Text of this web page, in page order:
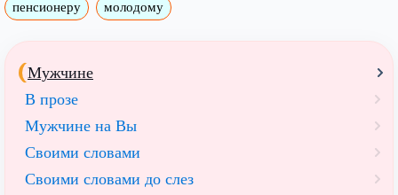
пенсионеру молодому
Мужчине
В прозе
Мужчине на Вы
Своими словами
Своими словами до слез